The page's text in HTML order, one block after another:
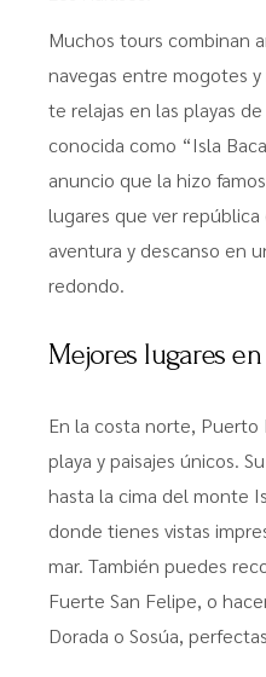
Muchos tours combinan
navegas entre mogotes
te relajas en las playas
conocida como “Isla
anuncio que la hizo
lugares que ver
aventura y descanso en
redondo.
Mejores lugares
En la costa norte, Puerto
playa y paisajes únicos.
hasta la cima del monte
donde tienes vistas
mar. También puedes
Fuerte San Felipe, o
Dorada o Sosúa,